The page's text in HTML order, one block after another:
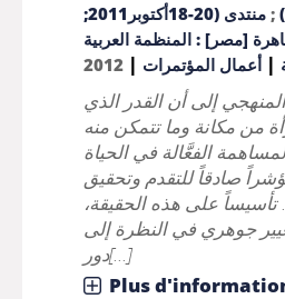
;
منتدى (20-18أكتوبر2011;
[مصر] : المنظمة العربية
|أعمال المؤتمرات |
2012
إلى أن القدر الذي
من مكانة وما تتمكن منه
الفعَّالة في الحياة
صادقاً للتقدم وتحقيق
تأسيساً على هذه الحقيقة،
جوهري في النظرة إلى
دور[...]
Plus